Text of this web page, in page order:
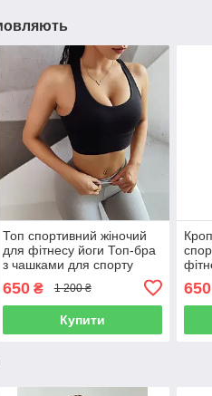
Топ спортивний жіночий
для фітнесу йоги Топ-бра
з чашками для спорту
відкритою спиною
650₴ 1 200 ₴
Купити
650